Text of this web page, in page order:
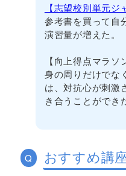
【志望校別単元ジ
参考書を買って自
演習量が増えた。
【向上得点マラソ
身の周りだけでな
は、対抗心が刺激
き合うことができ
Q おすすめ講